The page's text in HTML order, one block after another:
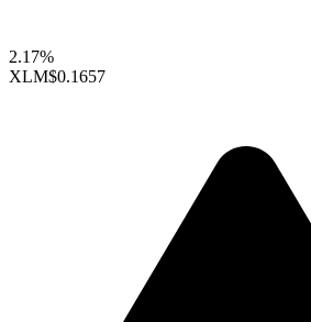
2.17%
XLM$0.1657